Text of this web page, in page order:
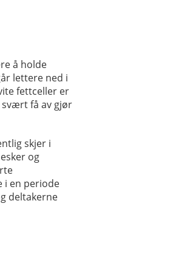
å holde
lettere ned i
fettceller er
svært få av gjør
skjer i
og
i en periode
deltakerne